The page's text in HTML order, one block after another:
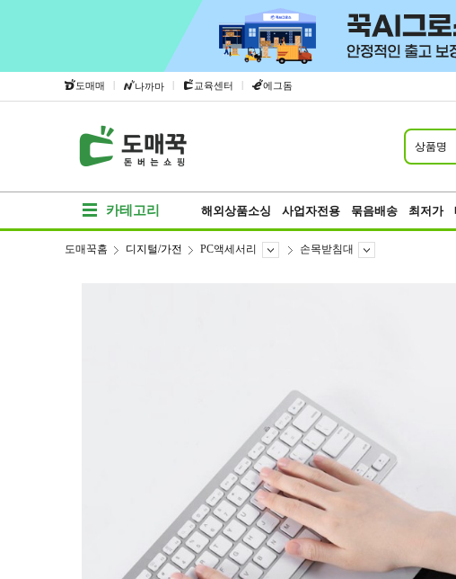
도매매 | 나까마 | 교육센터 | 에그돔
상품명
카테고리 해외상품소싱 사업자전용 묶음배송 최저가
도매꾹홈 디지털/가전 PC액세서리 손목받침대